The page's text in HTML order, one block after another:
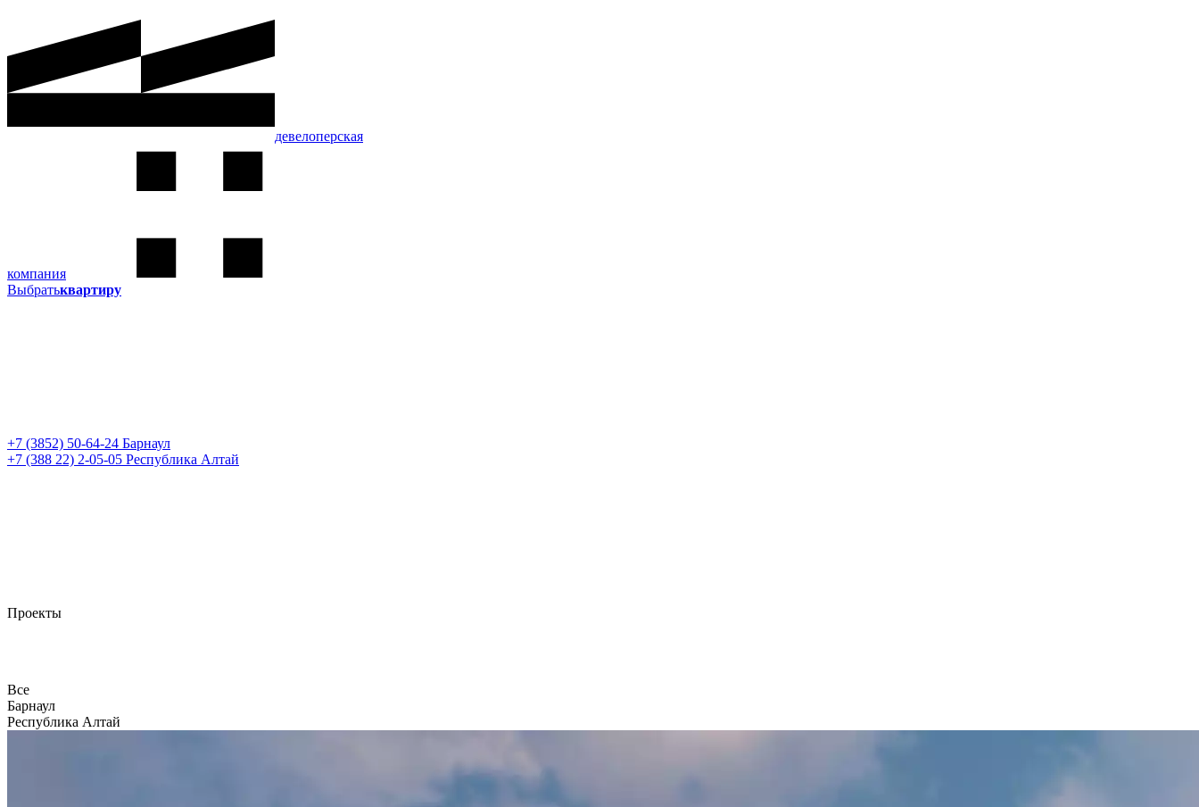
девелоперская
компания
Выбратьквартиру
+7 (3852) 50-64-24 Барнаул
+7 (388 22) 2-05-05 Республика Алтай
Проекты
Все
Барнаул
Республика Алтай